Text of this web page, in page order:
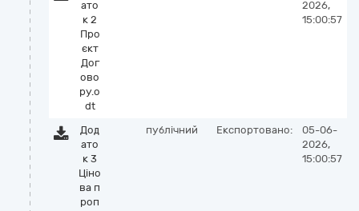
ато
к 2
Про
єкт
Дог
ово
ру.o
dt
2026,
15:00:57
Дод
ато
к 3
Ціно
ва п
роп
публічний Експортовано:
05-06-
2026,
15:00:57